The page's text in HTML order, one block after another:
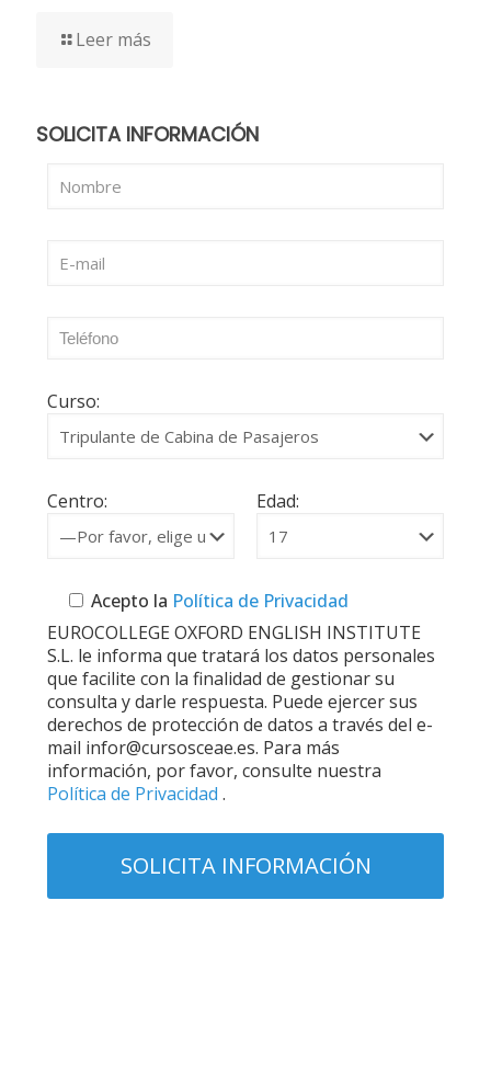
Leer más
SOLICITA INFORMACIÓN
Curso:
Centro: Edad:
Acepto la Política de Privacidad
EUROCOLLEGE OXFORD ENGLISH INSTITUTE
S.L. le informa que tratará los datos personales
que facilite con la finalidad de gestionar su
consulta y darle respuesta. Puede ejercer sus
derechos de protección de datos a través del e-
mail infor@cursosceae.es. Para más
información, por favor, consulte nuestra
Política de Privacidad .